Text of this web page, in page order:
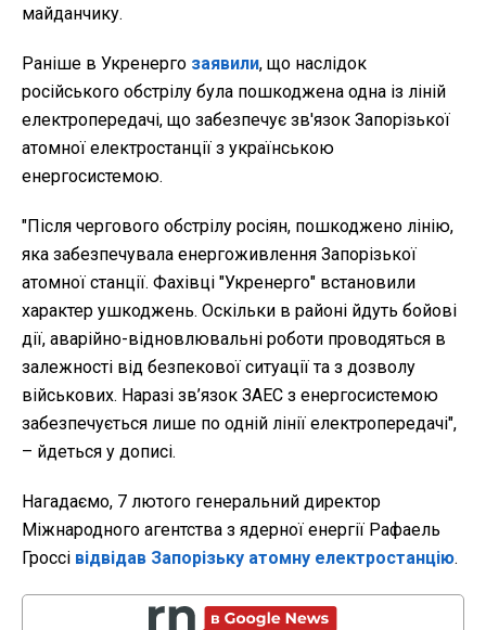
майданчику.
Раніше в Укренерго заявили, що наслідок
російського обстрілу була пошкоджена одна із ліній
електропередачі, що забезпечує зв'язок Запорізької
атомної електростанції з українською
енергосистемою.
"Після чергового обстрілу росіян, пошкоджено лінію,
яка забезпечувала енергоживлення Запорізької
атомної станції. Фахівці "Укренерго" встановили
характер ушкоджень. Оскільки в районі йдуть бойові
дії, аварійно-відновлювальні роботи проводяться в
залежності від безпекової ситуації та з дозволу
військових. Наразі зв’язок ЗАЕС з енергосистемою
забезпечується лише по одній лінії електропередачі",
– йдеться у дописі.
Нагадаємо, 7 лютого генеральний директор
Міжнародного агентства з ядерної енергії Рафаель
Гроссі відвідав Запорізьку атомну електростанцію.